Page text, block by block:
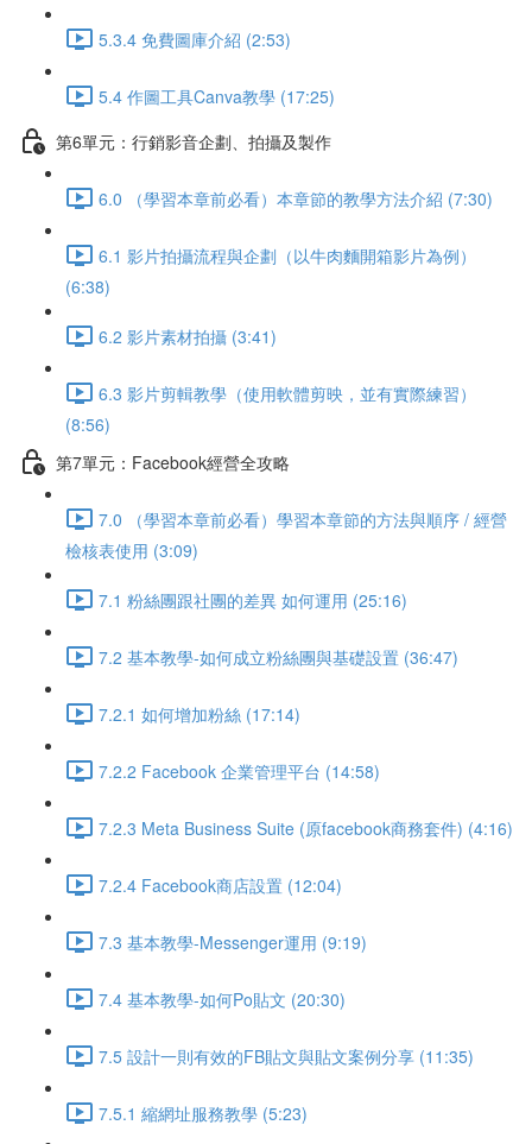
5.3.4 免費圖庫介紹 (2:53)
5.4 作圖工具Canva教學 (17:25)
第6單元：行銷影音企劃、拍攝及製作
6.0 （學習本章前必看）本章節的教學方法介紹 (7:30)
6.1 影片拍攝流程與企劃（以牛肉麵開箱影片為例）
(6:38)
6.2 影片素材拍攝 (3:41)
6.3 影片剪輯教學（使用軟體剪映，並有實際練習）
(8:56)
第7單元：Facebook經營全攻略
7.0 （學習本章前必看）學習本章節的方法與順序 / 經營
檢核表使用 (3:09)
7.1 粉絲團跟社團的差異 如何運用 (25:16)
7.2 基本教學-如何成立粉絲團與基礎設置 (36:47)
7.2.1 如何增加粉絲 (17:14)
7.2.2 Facebook 企業管理平台 (14:58)
7.2.3 Meta Business Suite (原facebook商務套件) (4:16)
7.2.4 Facebook商店設置 (12:04)
7.3 基本教學-Messenger運用 (9:19)
7.4 基本教學-如何Po貼文 (20:30)
7.5 設計一則有效的FB貼文與貼文案例分享 (11:35)
7.5.1 縮網址服務教學 (5:23)